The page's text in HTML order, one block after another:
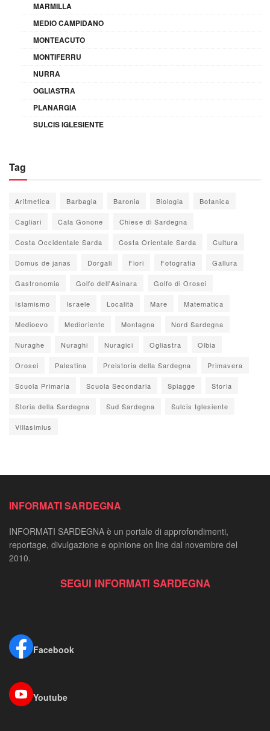
MARMILLA
MEDIO CAMPIDANO
MONTEACUTO
MONTIFERRU
NURRA
OGLIASTRA
PLANARGIA
SULCIS IGLESIENTE
Tag
Aritmetica Barbagia Baronia Biologia Botanica
Cagliari Cala Gonone Chiese di Sardegna
Costa Occidentale Sarda Costa Orientale Sarda Cultura
Domus de janas Dorgali Fiori Fotografia Gallura
Gastronomia Golfo dell'Asinara Golfo di Orosei
Islamismo Israele Località Mare Matematica
Medioevo Medioriente Montagna Nord Sardegna
Nuraghe Nuraghi Nuragici Ogliastra Olbia
Orosei Palestina Preistoria della Sardegna Primavera
Scuola Primaria Scuola Secondaria Spiagge Storia
Storia della Sardegna Sud Sardegna Sulcis Iglesiente
Villasimius
INFORMATI SARDEGNA
INFORMATI SARDEGNA è un portale di approfondimenti,
reportage, divulgazione e opinione on line dal novembre del
2010.
SEGUI INFORMATI SARDEGNA
Facebook
Youtube